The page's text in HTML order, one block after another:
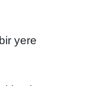
yere